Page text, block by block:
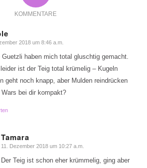
KOMMENTARE
2018 um 8:46 a.m.
Guetzli haben mich total gluschtig gemacht.
ist der Teig total krümelig – Kugeln
geht noch knapp, aber Mulden reindrücken
bei dir kompakt?
Tamara
sagte:
11. Dezember 2018 um 10:27 a.m.
Der Teig ist schon eher krümmelig, ging aber